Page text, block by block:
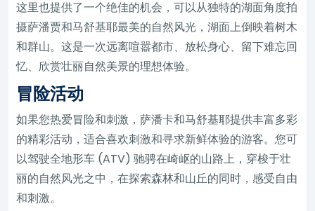
这里也提供了一个绝佳的机会，可以从独特的湖面角度拍
摄萨潘贾和马舒基耶最美的自然风光，湖面上倒映着树木
和群山。这是一次远离喧嚣都市、放松身心、留下难忘回
忆、欣赏壮丽自然美景的理想体验。
冒险活动
如果您热爱冒险和刺激，萨潘卡和马舒基耶提供丰富多彩
的精彩活动，适合喜欢刺激和寻求新鲜体验的游客。您可
以驾驶全地形车 (ATV) 驰骋在崎岖的山路上，穿梭于壮
丽的自然风光之中，在探索森林和山丘的同时，感受自由
和刺激。